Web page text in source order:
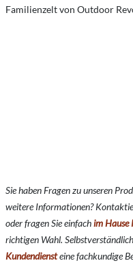
Familienzelt von Outdoor
Sie haben Fragen zu unseren
weitere Informationen?
oder fragen Sie einfachim Hause
richtigen Wahl.
Kundendiensteine fachkundige